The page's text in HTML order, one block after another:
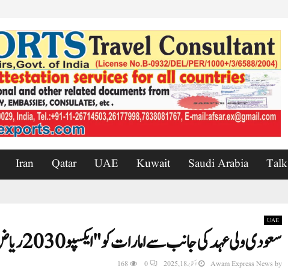
Talk
Saudi Arabia
Kuwait
UAE
Qatar
Iran
UAE
سعودی ولی عہد کی جانب سے امارات کو "ایکسپو 2030 ریاض” میں شرکت کی دعوت
by
Awam Express News اکتوبر 18, 2025 0
168